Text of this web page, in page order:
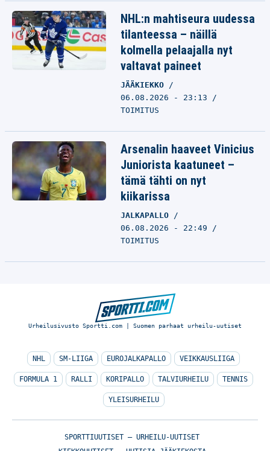
NHL:n mahtiseura uudessa
tilanteessa – näillä
kolmella pelaajalla nyt
valtavat paineet
JÄÄKIEKKO
06.08.2026 - 23:13
TOIMITUS
Arsenalin haaveet Vinicius
Juniorista kaatuneet –
tämä tähti on nyt
kiikarissa
JALKAPALLO
06.08.2026 - 22:49
TOIMITUS
Urheilusivusto Sportti.com | Suomen parhaat urheilu-uutiset
NHL SM-LIIGA EUROJALKAPALLO VEIKKAUSLIIGA
FORMULA 1 RALLI KORIPALLO TALVIURHEILU TENNIS
YLEISURHEILU
SPORTTIUUTISET – URHEILU-UUTISET